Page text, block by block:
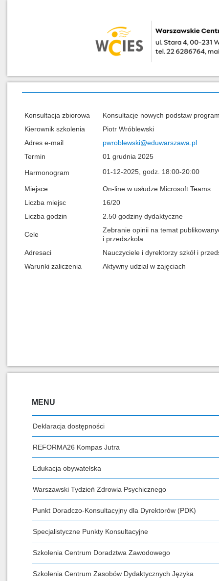
Konsultacja zbiorowa
Konsultacje nowych podstaw
Kierownik szkolenia
Piotr Wróblewski
Adres e-mail
pwroblewski@eduwarszawa.pl
Termin
01 grudnia 2025
Harmonogram 01-12-2025, godz. 18:00-20:00
Miejsce
On-line w usłudze Microsoft Teams
Liczba miejsc
16/20
Liczba godzin
2.50 godziny dydaktyczne
Cele
Zebranie opinii na temat
i przedszkola
Adresaci
Nauczyciele i dyrektorzy szkół i
Warunki zaliczenia
Aktywny udział w zajęciach
MENU
Deklaracja dostępności
REFORMA26 Kompas Jutra
Edukacja obywatelska
Warszawski Tydzień Zdrowia Psychicznego
Punkt Doradczo-Konsultacyjny dla Dyrektorów (PDK)
Specjalistyczne Punkty Konsultacyjne
Szkolenia Centrum Doradztwa Zawodowego
Szkolenia Centrum Zasobów Dydaktycznych Języka